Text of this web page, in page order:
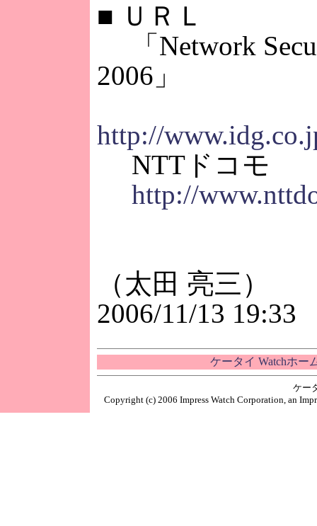
■ ＵＲＬ
「Network
2006」
http://
NTTドコモ
http://
（太田 亮三）
2006/11/13 19:33
ケータイ Watchホー
ケー
Copyright (c) 2006 Impress Watch Corporation, an